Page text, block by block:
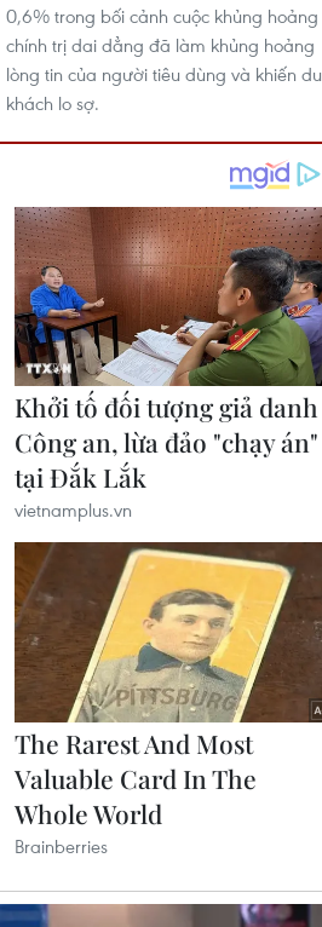
0,6% trong bối cảnh cuộc khủng hoảng
chính trị dai dẳng đã làm khủng hoảng
lòng tin của người tiêu dùng và khiến du
khách lo sợ.